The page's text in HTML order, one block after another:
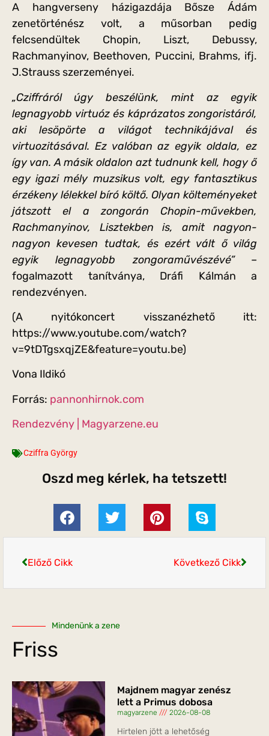
A hangverseny házigazdája Bősze Ádám
zenetörténész volt, a műsorban pedig
felcsendültek Chopin, Liszt, Debussy,
Rachmanyinov, Beethoven, Puccini, Brahms, ifj.
J.Strauss szerzeményei.
„Cziffráról úgy beszélünk, mint az egyik
legnagyobb virtuóz és káprázatos zongoristáról,
aki lesöpörte a világot technikájával és
virtuozitásával. Ez valóban az egyik oldala, ez
így van. A másik oldalon azt tudnunk kell, hogy ő
egy igazi mély muzsikus volt, egy fantasztikus
érzékeny lélekkel bíró költő. Olyan költeményeket
játszott el a zongorán Chopin-művekben,
Rachmanyinov, Lisztekben is, amit nagyon-
nagyon kevesen tudtak, és ezért vált ő világ
egyik legnagyobb zongoraművészévé”–
fogalmazott tanítványa, Dráfi Kálmán a
rendezvényen.
(A nyitókoncert visszanézhető itt:
https://www.youtube.com/watch?
v=9tDTgsxqjZE&feature=youtu.be)
Vona Ildikó
Forrás: pannonhirnok.com
Rendezvény | Magyarzene.eu
Cziffra György
Oszd meg kérlek, ha tetszett!
Előző Cikk Következő Cikk
Mindenünk a zene
Friss
Majdnem magyar zenész
lett a Primus dobosa
magyarzene 2026-08-08
Hirtelen jött a lehetőség